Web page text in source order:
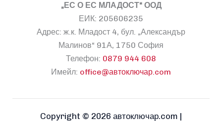
„ЕС О ЕС МЛАДОСТ“ ООД
ЕИК: 205606235
Адрес: ж.к. Младост 4, бул. „Александър
Малинов“ 91А, 1750 София
Телефон: 0879 944 608
Имейл: office@автоключар.com
Copyright © 2026 автоключар.com |